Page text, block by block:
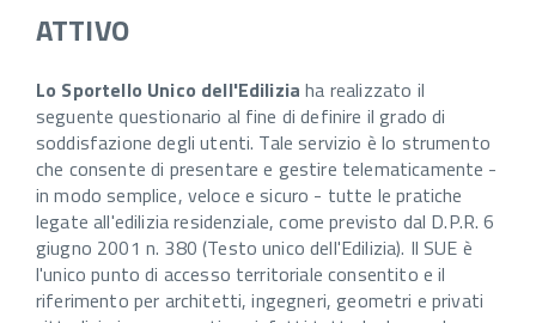
ATTIVO
Lo Sportello Unico dell'Ediliziaha realizzato il
seguente questionario al fine di definire il grado di
soddisfazione degli utenti. Tale servizio è lo strumento
che consente di presentare e gestire telematicamente -
in modo semplice, veloce e sicuro - tutte le pratiche
legate all'edilizia residenziale, come previsto dal D.P.R. 6
giugno 2001 n. 380 (Testo unico dell'Edilizia). Il SUE è
l'unico punto di accesso territoriale consentito e il
riferimento per architetti, ingegneri, geometri e privati